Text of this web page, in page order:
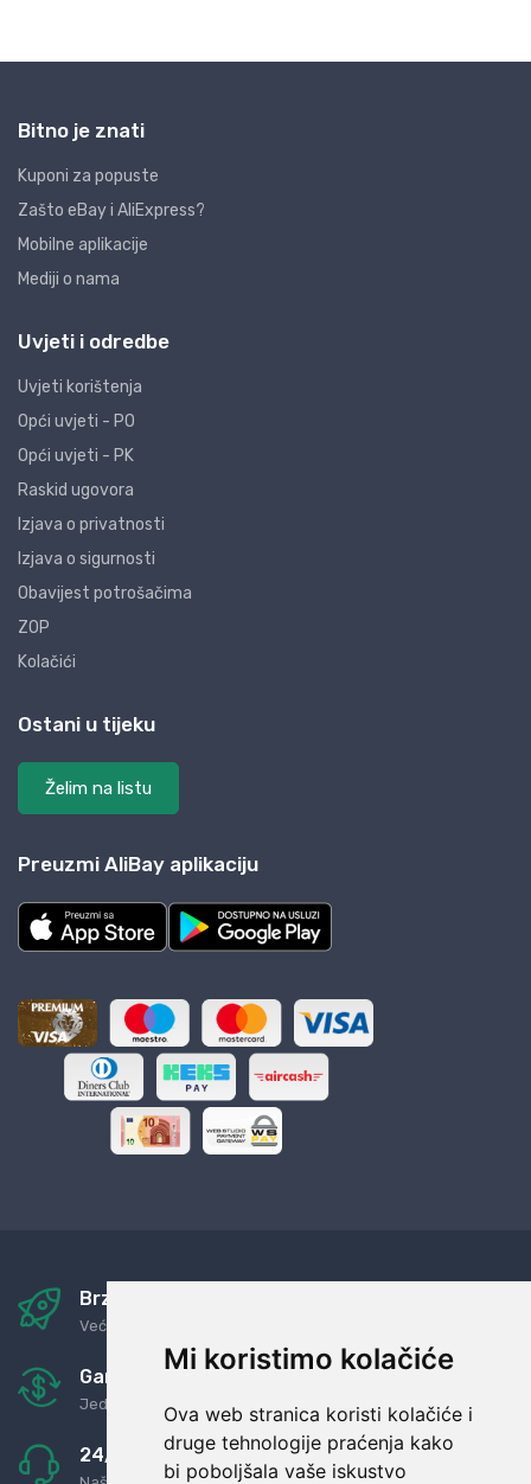
Mi koristimo kolačiće
Ova web stranica koristi kolačiće i
druge tehnologije praćenja kako
bi poboljšala vaše iskustvo
Bitno je znati
Kuponi za popuste
Zašto eBay i AliExpress?
Mobilne aplikacije
Mediji o nama
Uvjeti i odredbe
Uvjeti korištenja
Opći uvjeti - PO
Opći uvjeti - PK
Raskid ugovora
Izjava o privatnosti
Izjava o sigurnosti
Obavijest potrošačima
ZOP
Kolačići
Ostani u tijeku
Želim na listu
Preuzmi AliBay aplikaciju
Brza i sigurna dostava
Već za nekoliko dana kod vas
Garancija u povrat novaca
Jednostavno pravilo: Roba za novac
24/7 odlična podrška